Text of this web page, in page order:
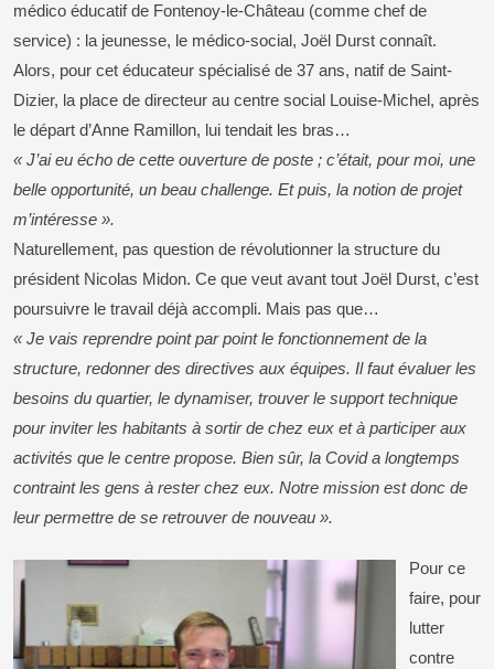
médico éducatif de Fontenoy-le-Château (comme chef de
service) : la jeunesse, le médico-social, Joël Durst connaît.
Alors, pour cet éducateur spécialisé de 37 ans, natif de Saint-
Dizier, la place de directeur au centre social Louise-Michel, après
le départ d’Anne Ramillon, lui tendait les bras…
« J’ai eu écho de cette ouverture de poste ; c’était, pour moi, une
belle opportunité, un beau challenge. Et puis, la notion de projet
m’intéresse ».
Naturellement, pas question de révolutionner la structure du
président Nicolas Midon. Ce que veut avant tout Joël Durst, c’est
poursuivre le travail déjà accompli. Mais pas que…
« Je vais reprendre point par point le fonctionnement de la
structure, redonner des directives aux équipes. Il faut évaluer les
besoins du quartier, le dynamiser, trouver le support technique
pour inviter les habitants à sortir de chez eux et à participer aux
activités que le centre propose. Bien sûr, la Covid a longtemps
contraint les gens à rester chez eux. Notre mission est donc de
leur permettre de se retrouver de nouveau ».
Pour ce
faire, pour
lutter
contre